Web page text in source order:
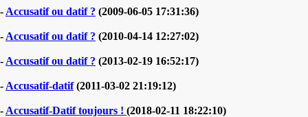
- Accusatif ou datif ? (2009-06-05 17:31:36)
- Accusatif ou datif ? (2010-04-14 12:27:02)
- Accusatif ou datif ? (2013-02-19 16:52:17)
- Accusatif-datif(2011-03-02 21:19:12)
- Accusatif-Datif toujours ! (2018-02-11 18:22:10)